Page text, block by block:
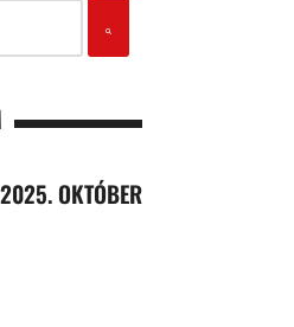
2025. OKTÓBER